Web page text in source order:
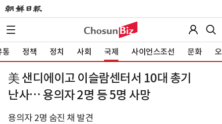
통 정책 정치 사회 국제 사이언스조선 문화
美 샌디에이고 이슬람센터서 10대 총기
난사… 용의자 2명 등 5명 사망
용의자 2명 숨진 채 발견